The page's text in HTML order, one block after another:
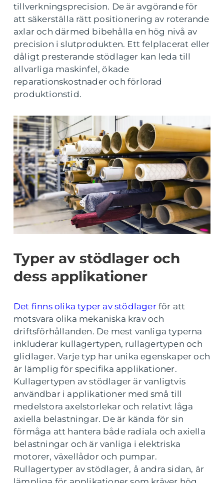
tillverkningsprecision. De är avgörande för
att säkerställa rätt positionering av roterande
axlar och därmed bibehålla en hög nivå av
precision i slutprodukten. Ett felplacerat eller
dåligt presterande stödlager kan leda till
allvarliga maskinfel, ökade
reparationskostnader och förlorad
produktionstid.
Typer av stödlager och
dess applikationer
Det finns olika typer av stödlagerför att
motsvara olika mekaniska krav och
driftsförhållanden. De mest vanliga typerna
inkluderar kullagertypen, rullagertypen och
glidlager. Varje typ har unika egenskaper och
är lämplig för specifika applikationer.
Kullagertypen av stödlager är vanligtvis
användbar i applikationer med små till
medelstora axelstorlekar och relativt låga
axiella belastningar. De är kända för sin
förmåga att hantera både radiala och axiella
belastningar och är vanliga i elektriska
motorer, växellådor och pumpar.
Rullagertyper av stödlager, å andra sidan, är